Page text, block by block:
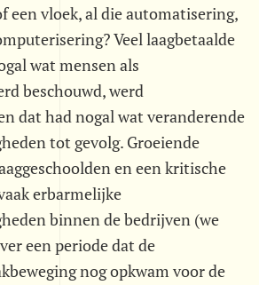
een vloek, al die automatisering,
Veel laagbetaalde
wat mensen als
beschouwd, werd
dat had nogal wat veranderende
tot gevolg. Groeiende
en een kritische
erbarmelijke
binnen de bedrijven (we
een periode dat de
nog opkwam voor de